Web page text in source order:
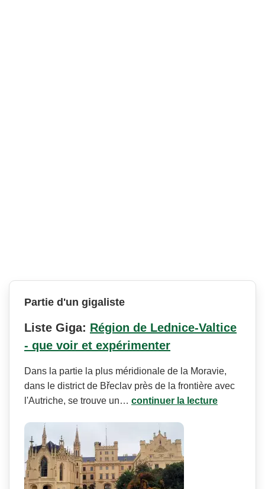
Partie d'un gigaliste
Liste Giga: Région de Lednice-Valtice
- que voir et expérimenter
Dans la partie la plus méridionale de la Moravie,
dans le district de Břeclav près de la frontière avec
l'Autriche, se trouve un… continuer la lecture